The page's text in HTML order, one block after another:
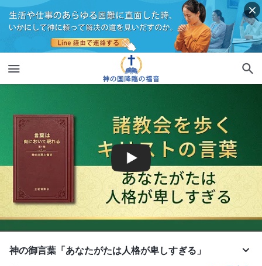
神の御言葉「あなたがたは人格が卑しすぎる」